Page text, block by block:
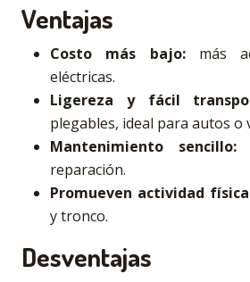
Ventajas
Costo más bajo:más
eléctricas.
Ligereza y fácil
plegables, ideal para autos o
Mantenimiento sencillo:
reparación.
Promueven actividad
y tronco.
Desventajas